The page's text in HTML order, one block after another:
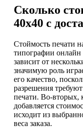
Сколько
40х40 с
Стоймость печати
типографии онлайн
зависит от
значимую роль
его качество,
разрешения
печати. Во-вторых,
добавляется
исходит из
веса заказа.